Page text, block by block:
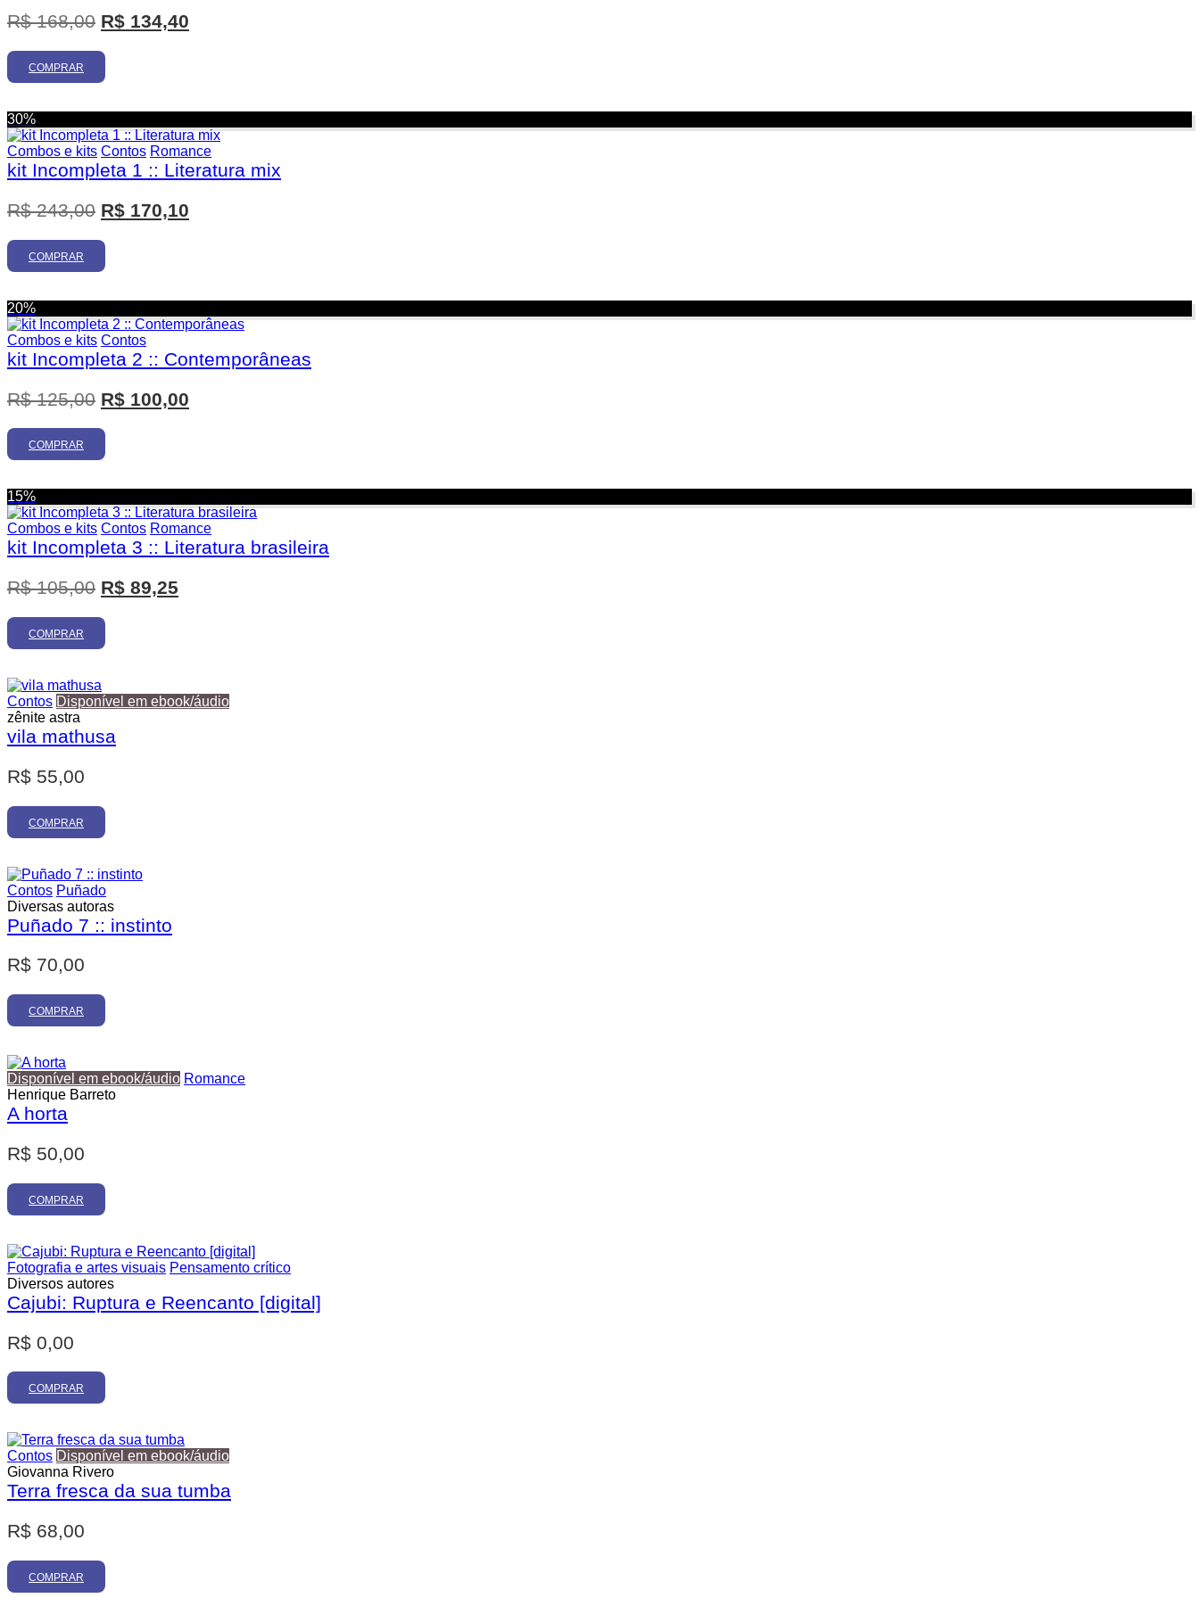
R$168,00 O
original
era:
R$ 134,40
COMPRAR
30%
Combos e kits Contos Romance
kit Incompleta 1 :: Literatura mix
R$243,00 O
original
era:
R$ 170,10
COMPRAR
20%
Combos e kits Contos
kit Incompleta 2 :: Contemporâneas
R$125,00 O
original
era:
R$ 125,00.
R$ 100,00
R$ 100,00.
COMPRAR
15%
Combos e kits Contos Romance
kit Incompleta 3 :: Literatura brasileira
R$105,00 O
original
era:
R$ 89,25
COMPRAR
Contos Disponível em ebook/áudio
zênite astra
vila mathusa
R$ 55,00
COMPRAR
Contos Puñado
Diversas autoras
Puñado 7 :: instinto
R$ 70,00
COMPRAR
Disponível em ebook/áudio Romance
Henrique Barreto
A horta
R$ 50,00
COMPRAR
Fotografia e artes visuais Pensamento crítico
Diversos autores
Cajubi: Ruptura e Reencanto [digital]
R$ 0,00
COMPRAR
Contos Disponível em ebook/áudio
Giovanna Rivero
Terra fresca da sua tumba
R$ 68,00
COMPRAR